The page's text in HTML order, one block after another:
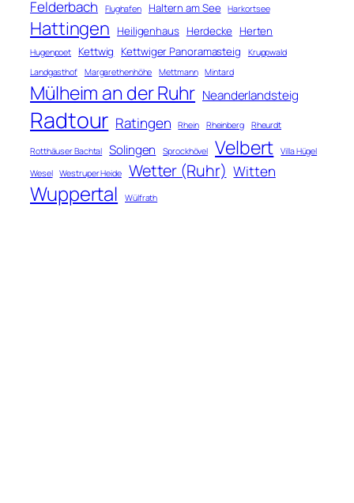
Felderbach Flughafen Haltern am See Harkortsee
Hattingen Heiligenhaus Herdecke Herten
Hugenpoet Kettwig Kettwiger Panoramasteig
Kruppwald
Landgasthof
Margarethenhöhe Mettmann Mintard
Mülheim an der Ruhr Neanderlandsteig
Radtour Ratingen Rhein Rheinberg Rheurdt
Rotthäuser Bachtal Solingen Sprockhövel Velbert
Villa Hügel
Wesel
Westruper Heide Wetter (Ruhr) Witten
Wuppertal Wülfrath